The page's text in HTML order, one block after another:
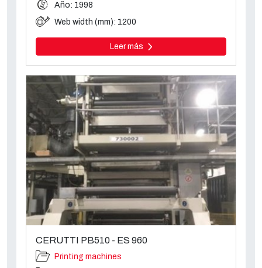
Año: 1998
Web width (mm): 1200
Leer más
CERUTTI PB510 - ES 960
Printing machines